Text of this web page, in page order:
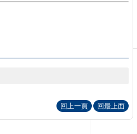
回上一頁
回最上面